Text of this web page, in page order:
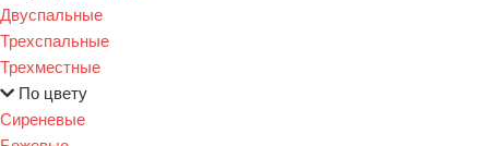
Двуспальные
Трехспальные
Трехместные
По цвету
Сиреневые